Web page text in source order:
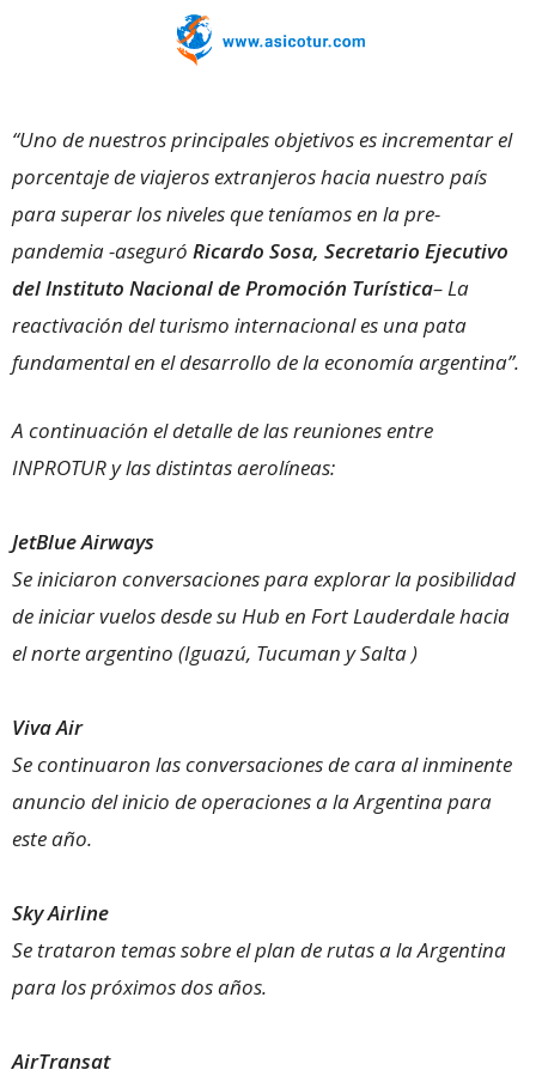
“Uno de nuestros principales objetivos es incrementar el
porcentaje de viajeros extranjeros hacia nuestro país
para superar los niveles que teníamos en la pre-
pandemia -aseguró Ricardo Sosa, Secretario Ejecutivo
del Instituto Nacional de Promoción Turística– La
reactivación del turismo internacional es una pata
fundamental en el desarrollo de la economía argentina”.
A continuación el detalle de las reuniones entre
INPROTUR y las distintas aerolíneas:
JetBlue Airways
Se iniciaron conversaciones para explorar la posibilidad
de iniciar vuelos desde su Hub en Fort Lauderdale hacia
el norte argentino (Iguazú, Tucuman y Salta )
Viva Air
Se continuaron las conversaciones de cara al inminente
anuncio del inicio de operaciones a la Argentina para
este año.
Sky Airline
Se trataron temas sobre el plan de rutas a la Argentina
para los próximos dos años.
AirTransat